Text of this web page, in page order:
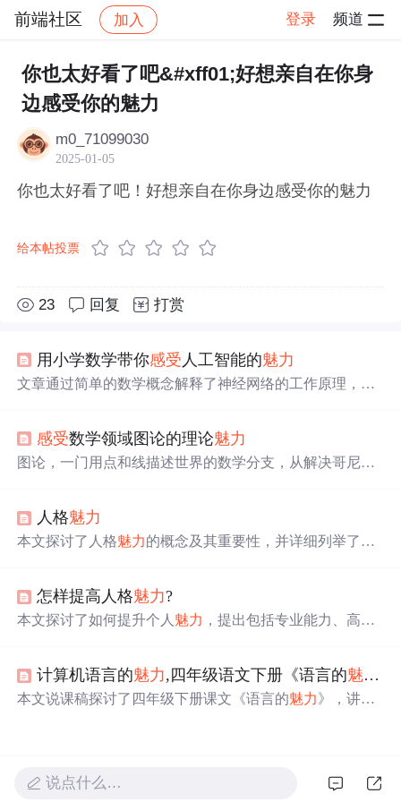
前端社区 加入 登录 频道
社区 前端社区 感慨 帖子详情
你也太好看了吧&#xff01;好想亲自在你身
边感受你的魅力
m0_71099030
2025-01-05
你也太好看了吧！好想亲自在你身边感受你的魅力
给本帖投票
23 回复 打赏
用小学数学带你感受 人工智能的魅力
文章通过简单的数学概念解释了神经网络的工作原理，从
意决策面，阐述了深度学习的基础，并提到了参数学习的
重要性。
感受数学领域图论的理论魅力
图论，一门用点和线描述世界的数学分支，从解决哥尼斯
术原理、实际应用以及未来趋势，揭示了图论如何在社交
网络、互联网路由、生物医药和AI推荐系统中发挥作用，
人格魅力
本文探讨了人格魅力的概念及其重要性，并详细列举了人
朗、展现真诚等。
怎样提高人格魅力?
本文探讨了如何提升个人 魅力 ，提出包括专业能力、高尚
计算机语言的魅力,四年级语文下册《语言的魅力
本文说课稿探讨了四年级下册课文《语言的魅力》，讲述
体参与，通过填空和角色扮演等活动深化理解。
说点什么…